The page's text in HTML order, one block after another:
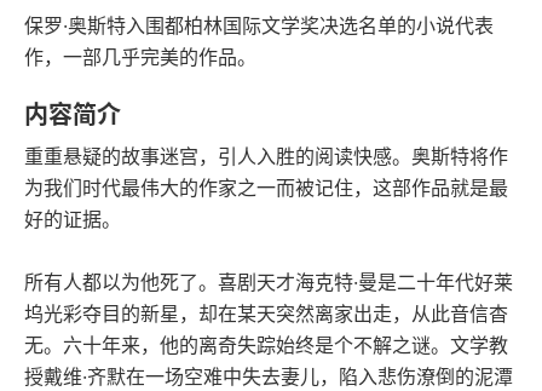
184千字
字数
2018-06-01
发行日期
保罗·奥斯特入围都柏林国际文学奖决选名单的小说代表
作，一部几乎完美的作品。
内容简介
重重悬疑的故事迷宫，引人入胜的阅读快感。奥斯特将作
为我们时代最伟大的作家之一而被记住，这部作品就是最
好的证据。
所有人都以为他死了。喜剧天才海克特·曼是二十年代好莱
坞光彩夺目的新星，却在某天突然离家出走，从此音信杳
无。六十年来，他的离奇失踪始终是个不解之谜。文学教
授戴维·齐默在一场空难中失去妻儿，陷入悲伤潦倒的泥潭